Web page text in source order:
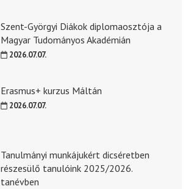
Szent-Györgyi Diákok diplomaosztója a
Magyar Tudományos Akadémián
2026.07.07.
Erasmus+ kurzus Máltán
2026.07.07.
Tanulmányi munkájukért dicséretben
részesülő tanulóink 2025/2026.
tanévben